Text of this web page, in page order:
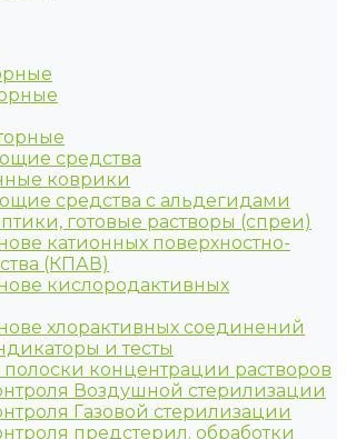
средства
коврики
средства с альдегидами
готовые растворы (спреи)
катионных поверхностно-
(КПАВ)
кислородактивных
хлорактивных соединений
и тесты
концентрации растворов
Воздушной стерилизации
Газовой стерилизации
предстерил. обработки